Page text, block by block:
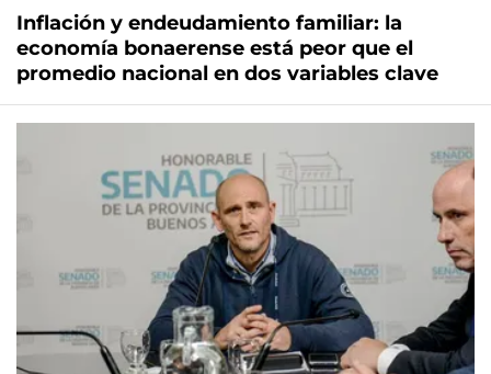
Inflación y endeudamiento familiar: la
economía bonaerense está peor que el
promedio nacional en dos variables clave